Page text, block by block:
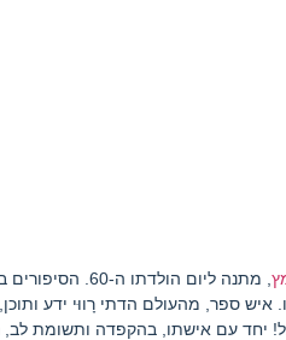
, מתנה ליום
איש ספר, מהעולם הדתי רָווּי ידע
יחד עם אישתו, בהקפדה ותשומת